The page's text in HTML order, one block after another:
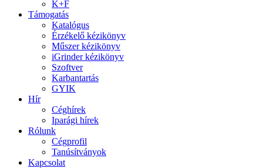
K+F
Támogatás
Katalógus
Érzékelő kézikönyv
Műszer kézikönyv
iGrinder kézikönyv
Szoftver
Karbantartás
GYIK
Hír
Céghírek
Iparági hírek
Rólunk
Cégprofil
Tanúsítványok
Kapcsolat